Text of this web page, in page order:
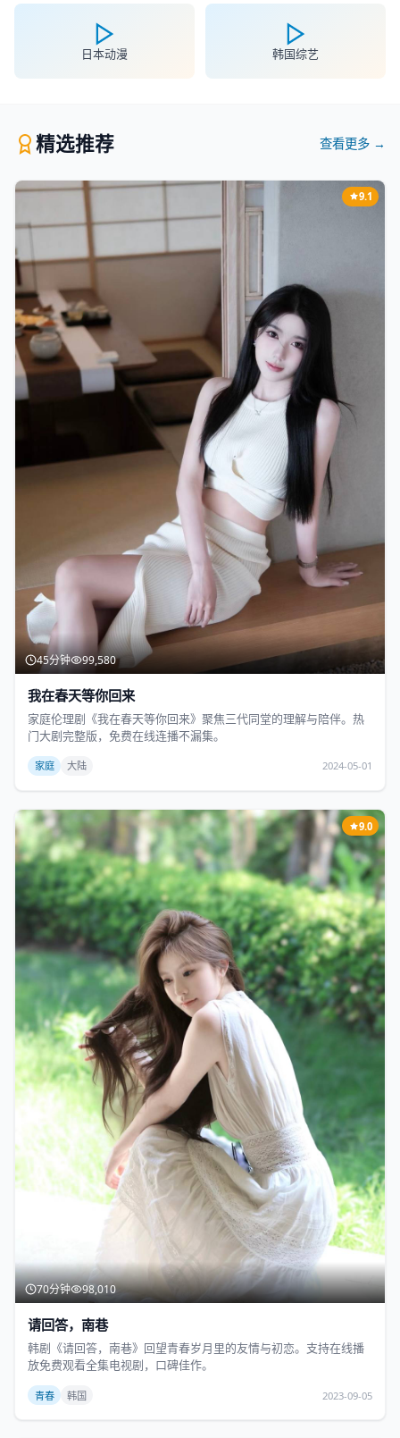
日本动漫 韩国综艺
精选推荐 查看更多 →
45分钟 99,580
9.1
我在春天等你回来
家庭伦理剧《我在春天等你回来》聚焦三代同堂的理解与陪伴。热
门大剧完整版，免费在线连播不漏集。
家庭 大陆 2024-05-01
70分钟 98,010
9.0
请回答，南巷
韩剧《请回答，南巷》回望青春岁月里的友情与初恋。支持在线播
放免费观看全集电视剧，口碑佳作。
青春 韩国 2023-09-05